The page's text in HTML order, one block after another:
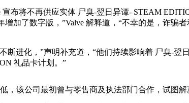
宣布将不再供应实体 尸臭-翌日异谭- STEAM
加了数字版，”Valve 解释道，“不幸的是，诈
断进化，”声明补充道，“他们持续影响着 尸臭-
礼品卡计划。”
，该公司最初曾与零售商及执法部门合作，试图解